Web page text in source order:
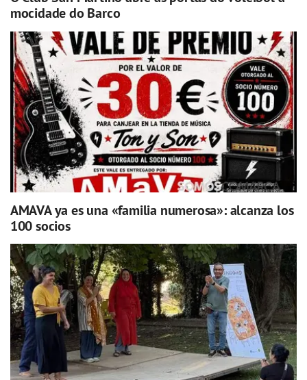
mocidade do Barco
AMAVA ya es una «familia numerosa»: alcanza los
100 socios